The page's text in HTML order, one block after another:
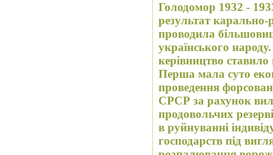
Голодомор 1932 -
результат карально-
проводила
українського
керівництво
Перша мала суто
проведення
СРСР за рахунок
продовольчих
в руйнуванні
господарств під